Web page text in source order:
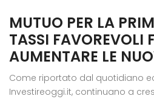
MUTUO PER LA
TASSI FAVOREVOLI
AUMENTARE LE
Come riportato dal quotidiano
Investireoggi.it, continuano a